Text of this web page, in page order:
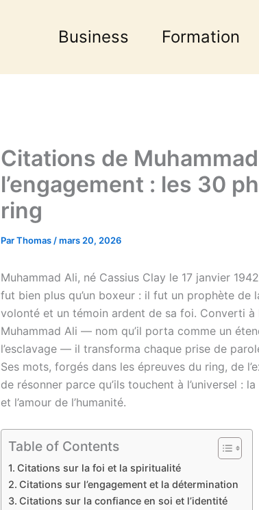
Business Formation
Citations de
l’engagement : les 30
ring
ParThomas /mars 20, 2026
Muhammad Ali, né Cassius Clay le 17 janvier
fut bien plus qu’un boxeur : il fut un prophète de
volonté et un témoin ardent de sa foi. Converti à
Muhammad Ali — nom qu’il porta comme un
l’esclavage — il transforma chaque prise de
Ses mots, forgés dans les épreuves du ring, de
de résonner parce qu’ils touchent à l’universel :
et l’amour de l’humanité.
Table of Contents
Citations sur la foi et la spiritualité
Citations sur l’engagement et la détermination
Citations sur la confiance en soi et l’identité